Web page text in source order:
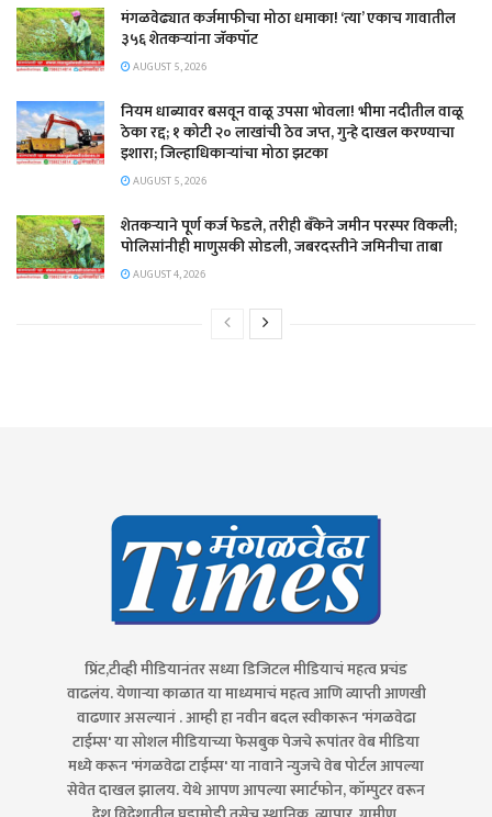
मंगळवेढ्यात कर्जमाफीचा मोठा धमाका! ‘त्या’ एकाच गावातील
३५६ शेतकऱ्यांना जॅकपॉट
AUGUST 5, 2026
नियम धाब्यावर बसवून वाळू उपसा भोवला! भीमा नदीतील वाळू
ठेका रद्द; १ कोटी २० लाखांची ठेव जप्त, गुन्हे दाखल करण्याचा
इशारा; जिल्हाधिकाऱ्यांचा मोठा झटका
AUGUST 5, 2026
शेतकऱ्याने पूर्ण कर्ज फेडले, तरीही बँकेने जमीन परस्पर विकली;
पोलिसांनीही माणुसकी सोडली, जबरदस्तीने जमिनीचा ताबा
AUGUST 4, 2026
प्रिंट,टीव्ही मीडियानंतर सध्या डिजिटल मीडियाचं महत्व प्रचंड
वाढलंय. येणाऱ्या काळात या माध्यमाचं महत्व आणि व्याप्ती आणखी
वाढणार असल्यानं . आम्ही हा नवीन बदल स्वीकारून 'मंगळवेढा
टाईम्स' या सोशल मीडियाच्या फेसबुक पेजचे रूपांतर वेब मीडिया
मध्ये करून 'मंगळवेढा टाईम्स' या नावाने न्युजचे वेब पोर्टल आपल्या
सेवेत दाखल झालय. येथे आपण आपल्या स्मार्टफोन, कॉम्पुटर वरून